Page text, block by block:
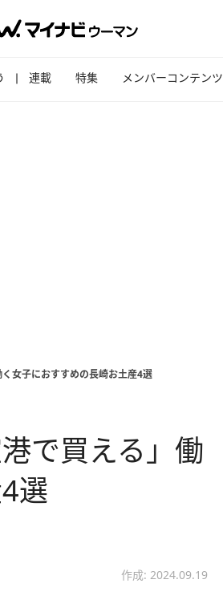
連載 特集 メンバーコンテンツ
女子におすすめの長崎お土産4選
で買える」働
選
作成: 2024.09.19